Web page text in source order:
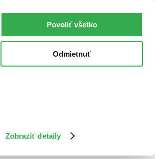
Zobraziť detaily
Povoliť všetko
Odmietnuť